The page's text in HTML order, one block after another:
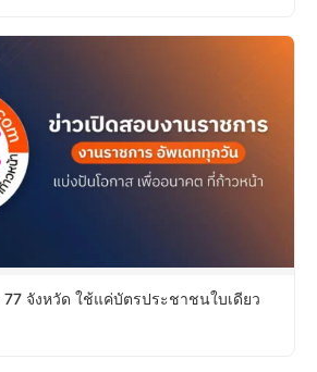
จังหวัด ใช้แค่บัตรประชาชนใบเดียว